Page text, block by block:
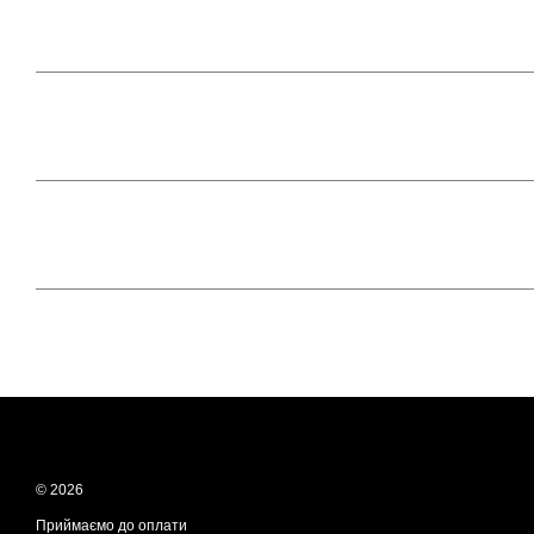
© 2026
Приймаємо до оплати